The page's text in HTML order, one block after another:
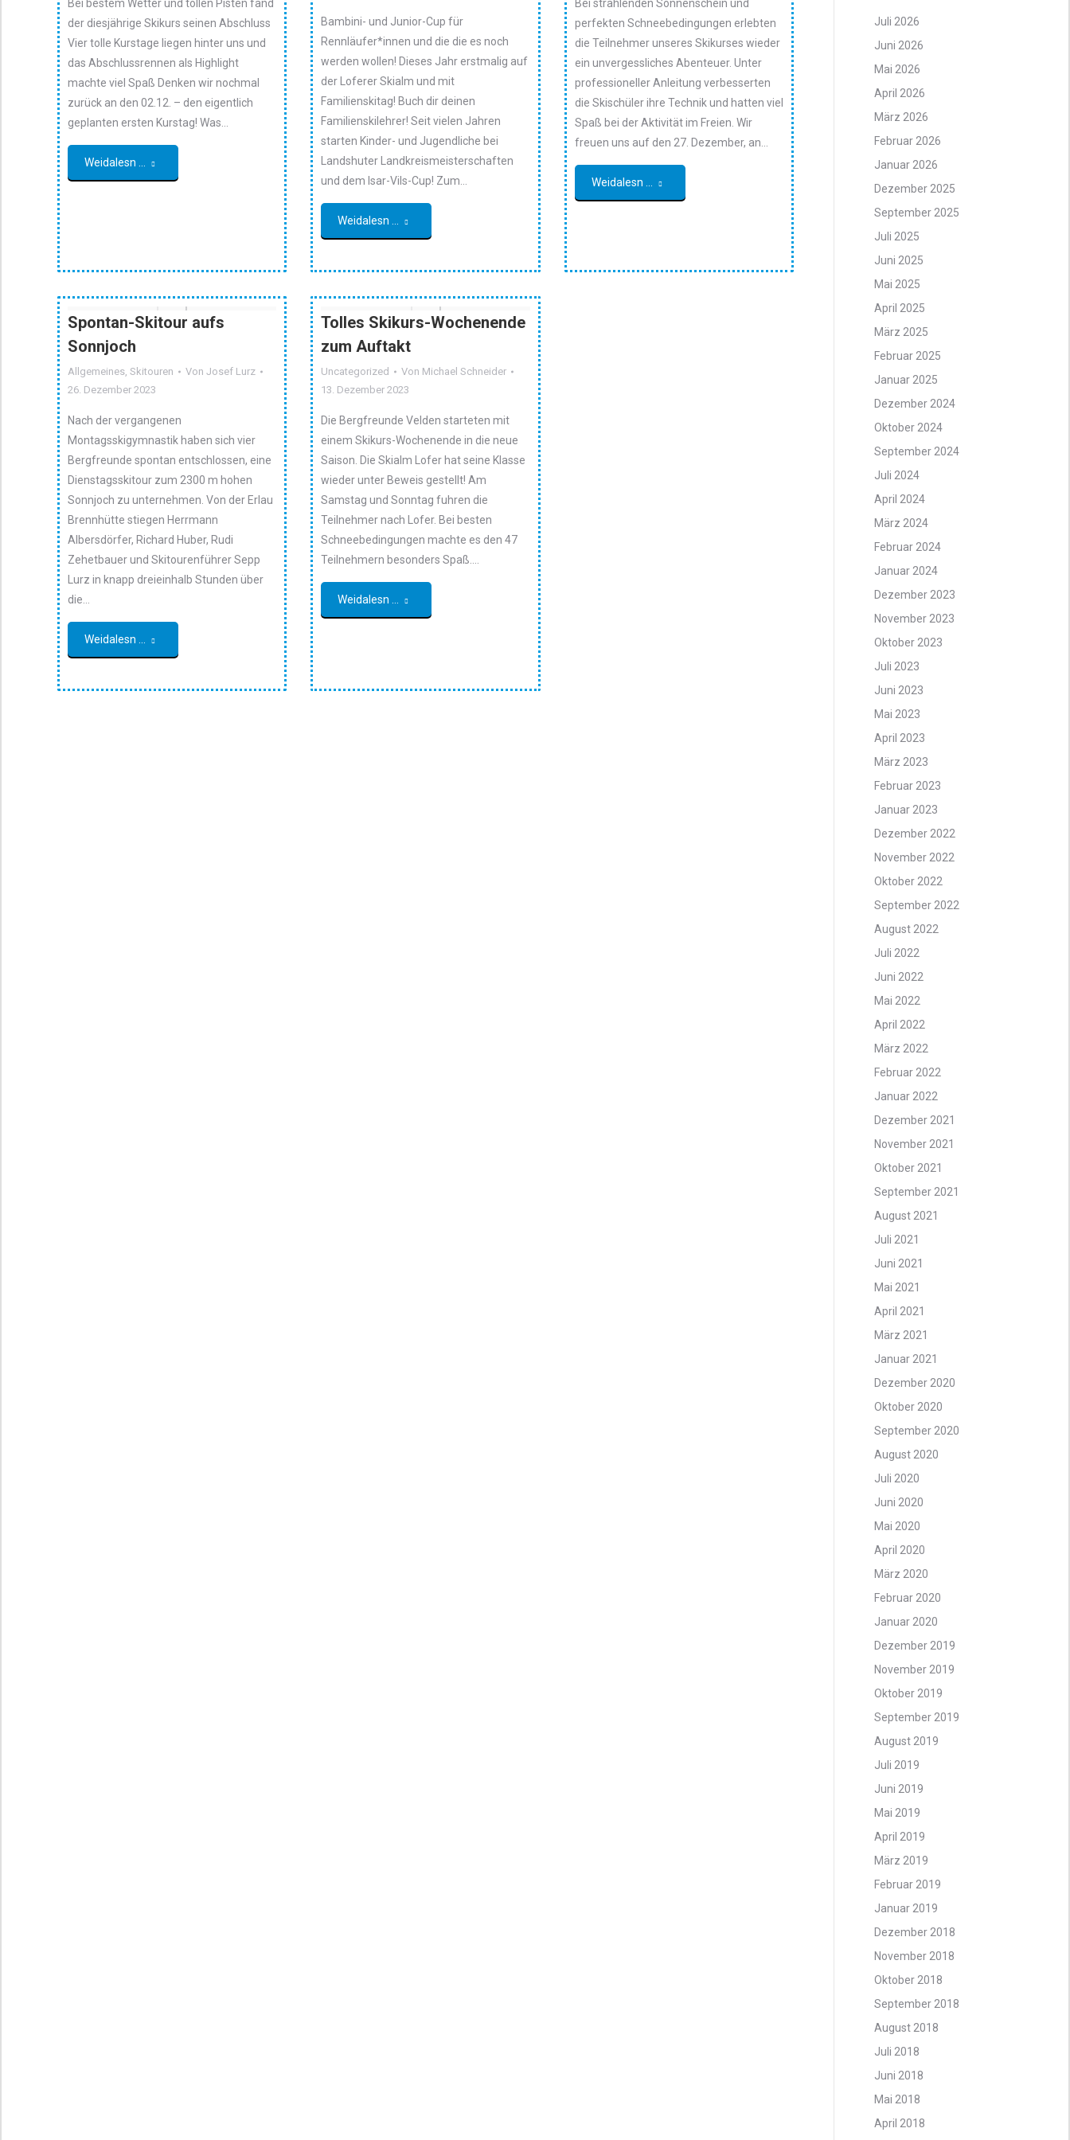
Bei bestem Wetter und tollen Pisten fand
der diesjährige Skikurs seinen Abschluss
Vier tolle Kurstage liegen hinter uns und
das Abschlussrennen als Highlight
machte viel Spaß Denken wir nochmal
zurück an den 02.12. – den eigentlich
geplanten ersten Kurstag! Was…
Weidalesn ...
Bambini- und Junior-Cup für
Rennläufer*innen und die die es noch
werden wollen! Dieses Jahr erstmalig auf
der Loferer Skialm und mit
Familienskitag! Buch dir deinen
Familienskilehrer! Seit vielen Jahren
starten Kinder- und Jugendliche bei
Landshuter Landkreismeisterschaften
und dem Isar-Vils-Cup! Zum…
Weidalesn ...
Bei strahlenden Sonnenschein und
perfekten Schneebedingungen erlebten
die Teilnehmer unseres Skikurses wieder
ein unvergessliches Abenteuer. Unter
professioneller Anleitung verbesserten
die Skischüler ihre Technik und hatten viel
Spaß bei der Aktivität im Freien. Wir
freuen uns auf den 27. Dezember, an…
Weidalesn ...
Spontan-Skitour aufs
Sonnjoch
Allgemeines, Skitouren Von Josef Lurz
26. Dezember 2023
Nach der vergangenen
Montagsskigymnastik haben sich vier
Bergfreunde spontan entschlossen, eine
Dienstagsskitour zum 2300 m hohen
Sonnjoch zu unternehmen. Von der Erlau
Brennhütte stiegen Herrmann
Albersdörfer, Richard Huber, Rudi
Zehetbauer und Skitourenführer Sepp
Lurz in knapp dreieinhalb Stunden über
die…
Weidalesn ...
Tolles Skikurs-Wochenende
zum Auftakt
Uncategorized Von Michael Schneider
13. Dezember 2023
Die Bergfreunde Velden starteten mit
einem Skikurs-Wochenende in die neue
Saison. Die Skialm Lofer hat seine Klasse
wieder unter Beweis gestellt! Am
Samstag und Sonntag fuhren die
Teilnehmer nach Lofer. Bei besten
Schneebedingungen machte es den 47
Teilnehmern besonders Spaß.…
Weidalesn ...
Juli 2026
Juni 2026
Mai 2026
April 2026
März 2026
Februar 2026
Januar 2026
Dezember 2025
September 2025
Juli 2025
Juni 2025
Mai 2025
April 2025
März 2025
Februar 2025
Januar 2025
Dezember 2024
Oktober 2024
September 2024
Juli 2024
April 2024
März 2024
Februar 2024
Januar 2024
Dezember 2023
November 2023
Oktober 2023
Juli 2023
Juni 2023
Mai 2023
April 2023
März 2023
Februar 2023
Januar 2023
Dezember 2022
November 2022
Oktober 2022
September 2022
August 2022
Juli 2022
Juni 2022
Mai 2022
April 2022
März 2022
Februar 2022
Januar 2022
Dezember 2021
November 2021
Oktober 2021
September 2021
August 2021
Juli 2021
Juni 2021
Mai 2021
April 2021
März 2021
Januar 2021
Dezember 2020
Oktober 2020
September 2020
August 2020
Juli 2020
Juni 2020
Mai 2020
April 2020
März 2020
Februar 2020
Januar 2020
Dezember 2019
November 2019
Oktober 2019
September 2019
August 2019
Juli 2019
Juni 2019
Mai 2019
April 2019
März 2019
Februar 2019
Januar 2019
Dezember 2018
November 2018
Oktober 2018
September 2018
August 2018
Juli 2018
Juni 2018
Mai 2018
April 2018